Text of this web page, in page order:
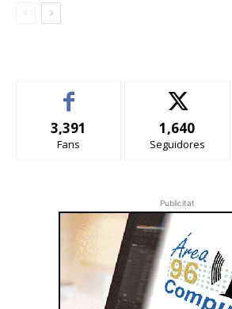
3,391
Fans
1,640
Seguidores
Publicitat